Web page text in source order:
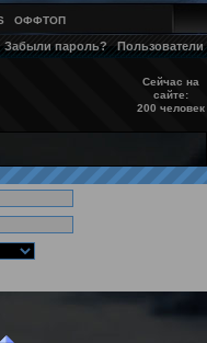
ОФФТОП
Забыли пароль? Пользователи
Сейчас на
сайте:
200 человек